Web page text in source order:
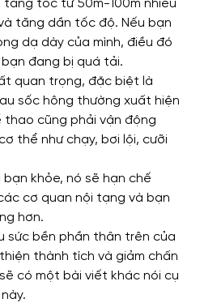
tốc từ 50m-100m nhiều
tăng dần tốc độ. Nếu bạn
dạ dày của mình, điều đó
đang bị quá tải.
quan trọng, đặc biệt là
sốc hông thường xuất hiện
cũng phải vận động
thể như chạy, bơi lội, cưỡi
khỏe, nó sẽ hạn chế
cơ quan nội tạng và bạn
hơn.
sức bền phần thân trên của
thành tích và giảm chấn
có một bài viết khác nói cụ